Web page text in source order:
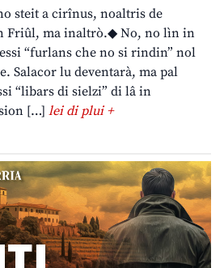
steit a cirînus, noaltris de
Friûl, ma inaltrò.◆ No, no lìn in
“furlans che no si rindin” nol
Salacor lu deventarà, ma pal
“libars di sielzi” di lâ in
[…] lei di plui +